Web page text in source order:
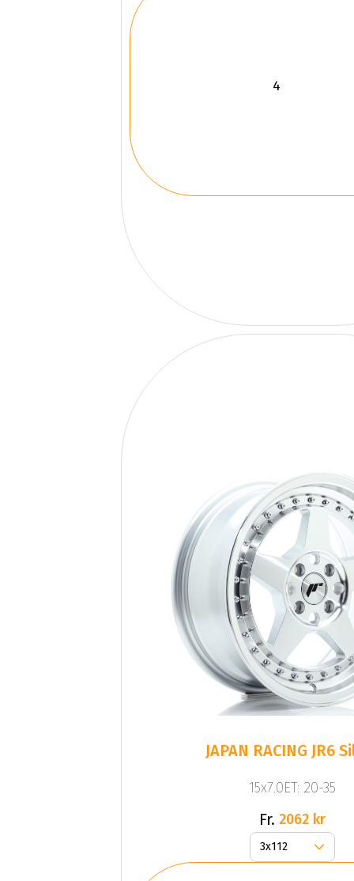
JAPAN RACING JR6
15x7.0ET: 20-35
Fr. 2062 kr